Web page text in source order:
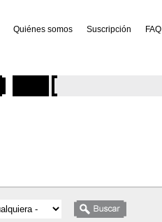
Quiénes somos Suscripción FAQ